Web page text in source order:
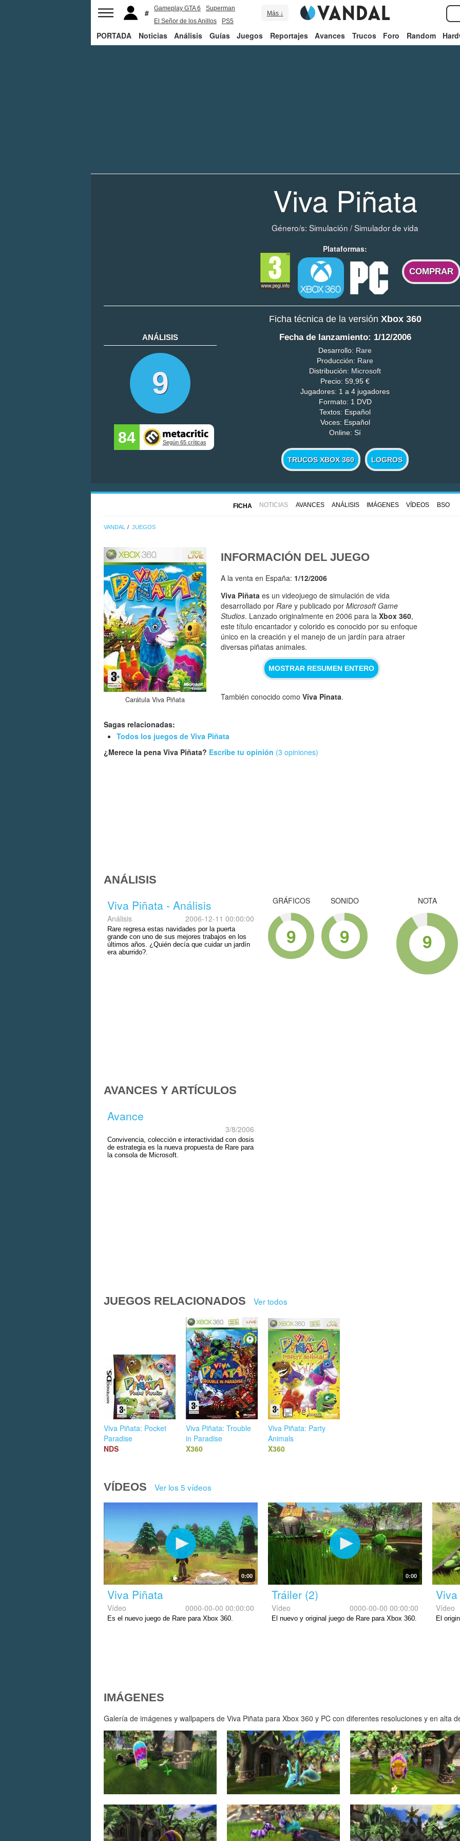
Gameplay GTA 6
Superman
El Señor de los Anillos
PS5
Más ↓
PORTADA Noticias Análisis Guías Juegos Reportajes Avances Trucos Foro Random
Viva Piñata
Género/s: Simulación /Simulador de vida
Plataformas:
COMPRAR
Ficha técnica de la versión Xbox 360
ANÁLISIS
9
84 Según 65 críticas
Fecha de lanzamiento: 1/12/2006
Desarrollo: Rare
Producción: Rare
Distribución: Microsoft
Precio: 59,95 €
Jugadores: 1 a 4 jugadores
Formato: 1 DVD
Textos: Español
Voces: Español
Online: Sí
TRUCOS XBOX 360 LOGROS
FICHA NOTICIAS AVANCES ANÁLISIS IMÁGENES VÍDEOS BSO
VANDAL JUEGOS
Carátula Viva Piñata
INFORMACIÓN DEL JUEGO
A la venta en España: 1/12/2006
Viva Piñata es un videojuego de simulación de vida
desarrollado por Rare y publicado por Microsoft Game
Studios. Lanzado originalmente en 2006 para la Xbox 360,
este título encantador y colorido es conocido por su enfoque
único en la creación y el manejo de un jardín para atraer
diversas piñatas animales.
MOSTRAR RESUMEN ENTERO
También conocido como Viva Pinata.
Sagas relacionadas:
Todos los juegos de Viva Piñata
¿Merece la pena Viva Piñata? Escribe tu opinión (3 opiniones)
ANÁLISIS
Viva Piñata - Análisis
Análisis 2006-12-11 00:00:00
Rare regresa estas navidades por la puerta
grande con uno de sus mejores trabajos en los
últimos años. ¿Quién decía que cuidar un jardín
era aburrido?.
GRÁFICOS
9
SONIDO
9
NOTA
9
AVANCES Y ARTÍCULOS
Avance
3/8/2006
Convivencia, colección e interactividad con dosis
de estrategia es la nueva propuesta de Rare para
la consola de Microsoft.
JUEGOS RELACIONADOS Ver todos
Viva Piñata: Pocket
Paradise
NDS
Viva Piñata: Trouble
in Paradise
X360
Viva Piñata: Party
Animals
X360
VÍDEOS Ver los 5 vídeos
0:00
Viva Piñata
Vídeo 0000-00-00 00:00:00
Es el nuevo juego de Rare para Xbox 360.
0:00
Tráiler (2)
Vídeo 0000-00-00 00:00:00
El nuevo y original juego de Rare para Xbox 360.
Vídeo
El
IMÁGENES
Galería de imágenes y wallpapers de Viva Piñata para Xbox 360 y PC con diferentes resoluciones y en alta